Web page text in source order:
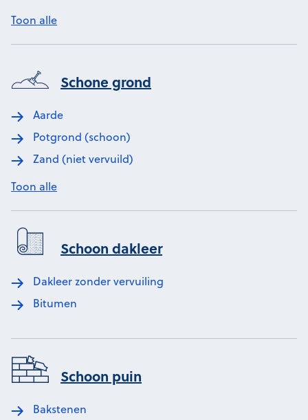
Toon alle
Schone grond
Aarde
Potgrond (schoon)
Zand (niet vervuild)
Toon alle
Schoon dakleer
Dakleer zonder vervuiling
Bitumen
Schoon puin
Bakstenen